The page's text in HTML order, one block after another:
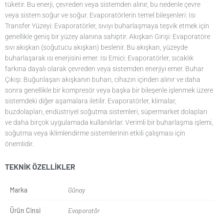
tüketir. Bu enerji, çevreden veya sistemden alınır, bu nedenle çevre
veya sistem soğur ve soğur. Evaporatörlerin temel bileşenleri: Isı
Transfer Yüzeyi: Evaporatörler, sıvıyı buharlaşmaya teşvik etmek için
genellikle geniş bir yüzey alanına sahiptir. Akışkan Girişi: Evaporatöre
sıvı akışkan (soğutucu akışkan) beslenir. Bu akışkan, yüzeyde
buharlaşarak ısı enerjisini emer. Isı Emici: Evaporatörler, sıcaklık
farkına dayalı olarak çevreden veya sistemden enerjiyi emer. Buhar
Çıkışı: Buğunlaşan akışkanın buharı, cihazın içinden alınır ve daha
sonra genellikle bir kompresör veya başka bir bileşenle işlenmek üzere
sistemdeki diğer aşamalara iletilir. Evaporatörler, klimalar,
buzdolapları, endüstriyel soğutma sistemleri, süpermarket dolapları
ve daha birçok uygulamada kullanılırlar. Verimli bir buharlaşma işlemi,
soğutma veya iklimlendirme sistemlerinin etkili çalışması için
önemlidir.
TEKNIK ÖZELLIKLER
Marka Günay
Ürün Cinsi Evaporatör